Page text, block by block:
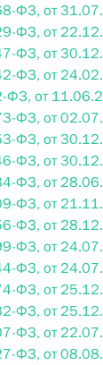
г. № 244-ФЗ
статусе
Российской
г. № 252-ФЗ
водного
ФЗ, от
ФЗ, от
ФЗ, от
ФЗ, от
ФЗ, от
ФЗ, от
ФЗ, от
ФЗ, от
ФЗ, от
ФЗ, от
ФЗ, от
ФЗ, от
ФЗ, от
ФЗ, от
ФЗ, от
ФЗ, от
ФЗ, от